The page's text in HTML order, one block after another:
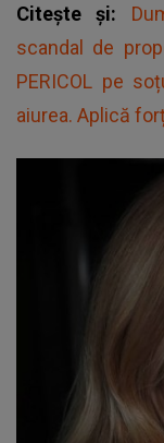
Citește și:
scandal de
PERICOL pe
aiurea. Aplică